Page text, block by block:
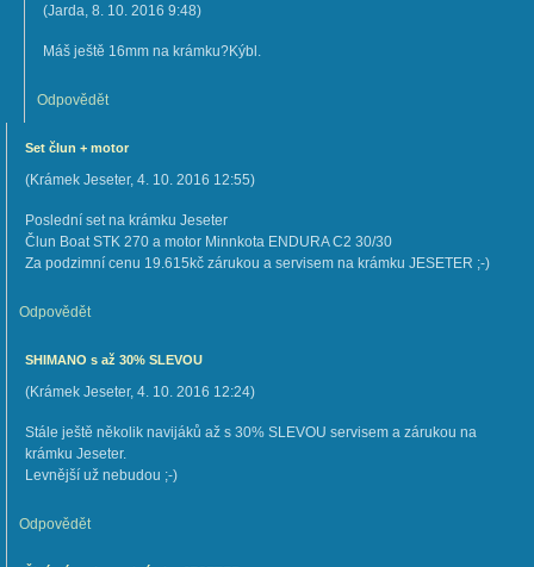
(Jarda, 8. 10. 2016 9:48)
Máš ještě 16mm na krámku?Kýbl.
Odpovědět
Set člun + motor
(Krámek Jeseter, 4. 10. 2016 12:55)
Poslední set na krámku Jeseter
Člun Boat STK 270 a motor Minnkota ENDURA C2 30/30
Za podzimní cenu 19.615kč zárukou a servisem na krámku JESETER ;-)
Odpovědět
SHIMANO s až 30% SLEVOU
(Krámek Jeseter, 4. 10. 2016 12:24)
Stále ještě několik navijáků až s 30% SLEVOU servisem a zárukou na
krámku Jeseter.
Levnější už nebudou ;-)
Odpovědět